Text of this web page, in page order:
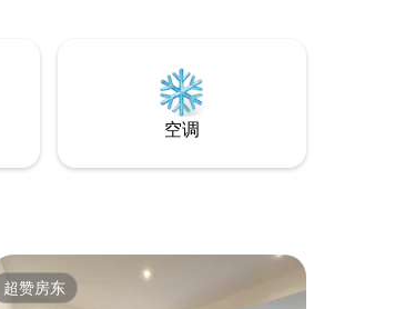
我们不提供早餐 🔷 我们不提供牙刷和牙膏
空调
超赞房东
超赞房东